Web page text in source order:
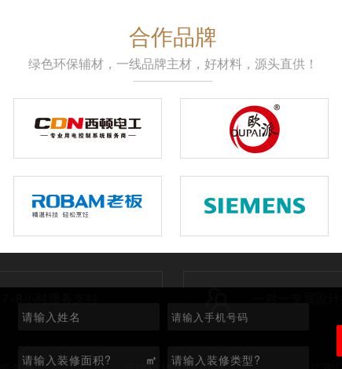
合作品牌
绿色环保辅材，一线品牌主材，好材料，源头直供！
㎡